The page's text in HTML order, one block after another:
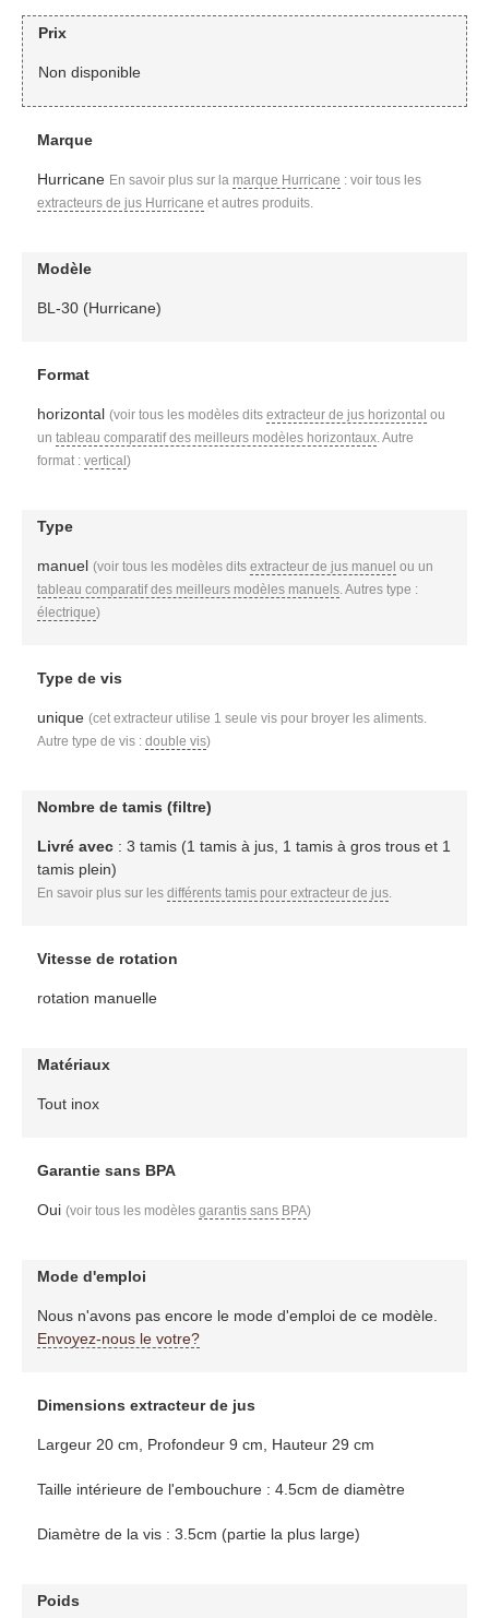
Prix
Non disponible
Marque
Hurricane En savoir plus sur la marque Hurricane : voir tous les
extracteurs de jus Hurricane et autres produits.
Modèle
BL-30 (Hurricane)
Format
horizontal (voir tous les modèles dits extracteur de jus horizontal ou
un tableau comparatif des meilleurs modèles horizontaux. Autre
format : vertical)
Type
manuel (voir tous les modèles dits extracteur de jus manuel ou un
tableau comparatif des meilleurs modèles manuels. Autres type :
électrique)
Type de vis
unique (cet extracteur utilise 1 seule vis pour broyer les aliments.
Autre type de vis : double vis)
Nombre de tamis (filtre)
Livré avec: 3 tamis (1 tamis à jus, 1 tamis à gros trous et 1
tamis plein)
En savoir plus sur les différents tamis pour extracteur de jus.
Vitesse de rotation
rotation manuelle
Matériaux
Tout inox
Garantie sans BPA
Oui (voir tous les modèles garantis sans BPA)
Mode d'emploi
Nous n'avons pas encore le mode d'emploi de ce modèle.
Envoyez-nous le votre?
Dimensions extracteur de jus
Largeur 20 cm, Profondeur 9 cm, Hauteur 29 cm
Taille intérieure de l'embouchure : 4.5cm de diamètre
Diamètre de la vis : 3.5cm (partie la plus large)
Poids